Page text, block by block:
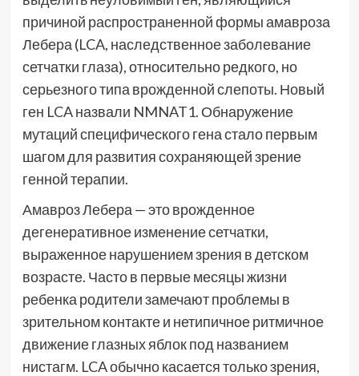
причиной распространенной формы амавроза
Лебера (LCA, наследственное заболевание
сетчатки глаза), относительно редкого, но
серьезного типа врожденной слепоты. Новый
ген LCA назвали NMNAT1. Обнаружение
мутаций специфического гена стало первым
шагом для развития сохраняющей зрение
генной терапии.
Амавроз Лебера — это врожденное
дегенеративное изменение сетчатки,
выраженное нарушением зрения в детском
возрасте. Часто в первые месяцы жизни
ребенка родители замечают проблемы в
зрительном контакте и нетипичное ритмичное
движение глазных яблок под названием
нистагм. LCA обычно касается только зрения,